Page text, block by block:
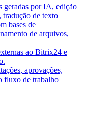
geradas por IA, edição
tradução de texto
bases de
de arquivos,
ao Bitrix24 e
aprovações,
fluxo de trabalho